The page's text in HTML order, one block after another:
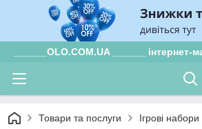
______OLO.COM.UA ______ інтернет-
Товари та послуги Ігрові набори